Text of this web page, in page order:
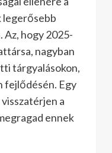
legerősebb
Az, hogy 2025-
nagyban
tárgyalásokon,
fejlődésén. Egy
a
ennek